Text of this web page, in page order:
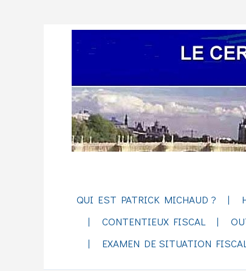
QUI EST PATRICK MICHAUD ?
CONTENTIEUX FISCAL
EXAMEN DE SITUATION